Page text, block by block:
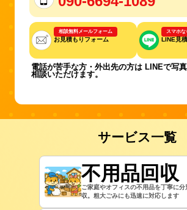
相談無料メールフォーム
お見積もりフォーム
スマホな
LINE見
電話が苦手な方・外出先の方は LINEで写
相談いただけます。
サービス一覧
不用品回収
ご家庭やオフィスの不用品を丁寧に分
収。粗大ごみにも迅速に対応します